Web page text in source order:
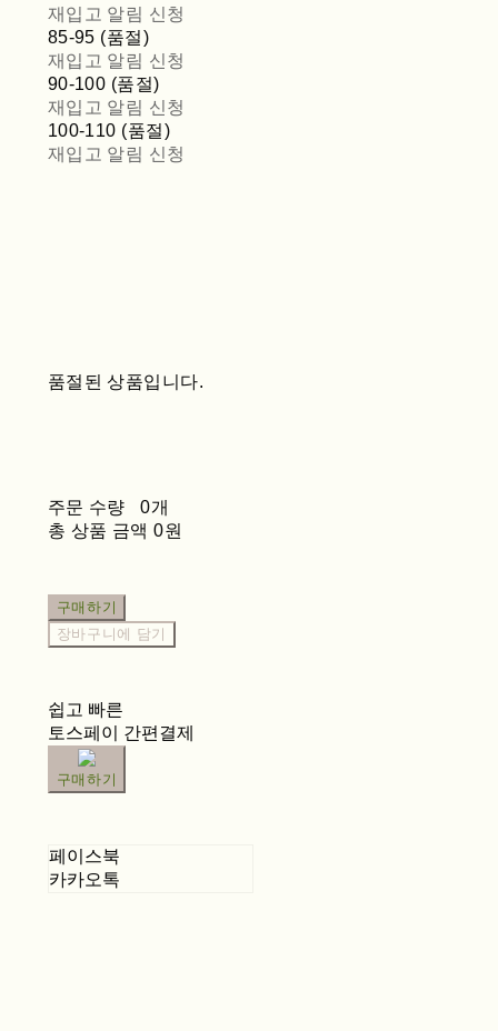
재입고 알림 신청
85-95 (품절)
재입고 알림 신청
90-100 (품절)
재입고 알림 신청
100-110 (품절)
재입고 알림 신청
품절된 상품입니다.
주문 수량
0개
총 상품 금액 0원
구매하기
장바구니에 담기
쉽고 빠른
토스페이 간편결제
구매하기
페이스북
카카오톡